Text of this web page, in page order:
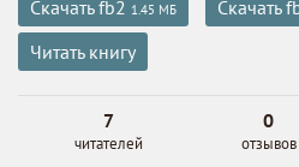
Скачать fb2 1.45 МБ Скачать
Читать книгу
7
читателей
0
отзывов